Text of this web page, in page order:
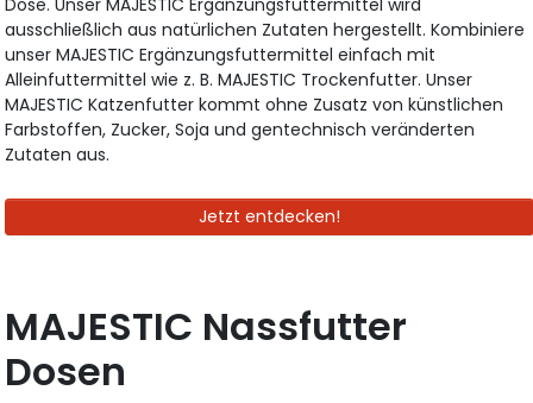
Dose. Unser MAJESTIC Ergänzungsfuttermittel wird
ausschließlich aus natürlichen Zutaten hergestellt. Kombiniere
unser MAJESTIC Ergänzungsfuttermittel einfach mit
Alleinfuttermittel wie z. B. MAJESTIC Trockenfutter. Unser
MAJESTIC Katzenfutter kommt ohne Zusatz von künstlichen
Farbstoffen, Zucker, Soja und gentechnisch veränderten
Zutaten aus.
Jetzt entdecken!
MAJESTIC Nassfutter
Dosen